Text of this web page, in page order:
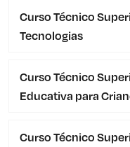
Curso Técnico
Tecnologias
Curso Técnico
Educativa para
Curso Técnico